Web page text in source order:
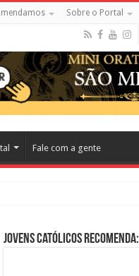
Sobre o Portal
Fale com a gente
no Cinema
Jovens Católicos Recomenda: